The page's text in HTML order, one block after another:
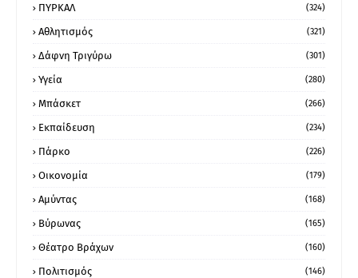
ΠΥΡΚΑΛ (324)
Αθλητισμός (321)
Δάφνη Τριγύρω (301)
Υγεία (280)
Μπάσκετ (266)
Εκπαίδευση (234)
Πάρκο (226)
Οικονομία (179)
Αμύντας (168)
Βύρωνας (165)
Θέατρο Βράχων (160)
Πολιτισμός (146)